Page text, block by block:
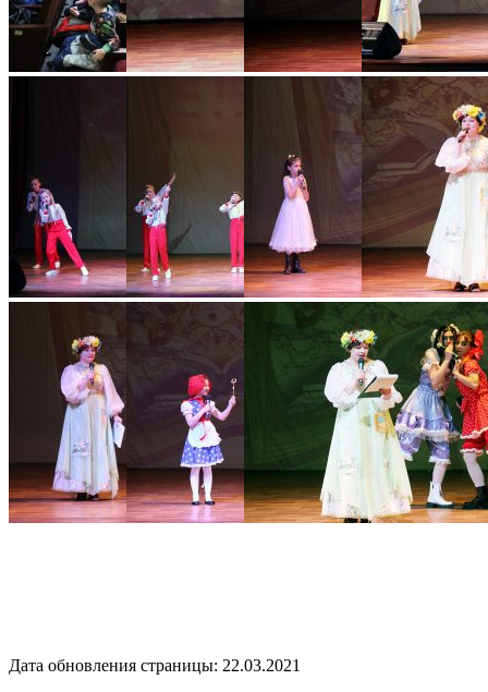
Дата обновления страницы: 22.03.2021